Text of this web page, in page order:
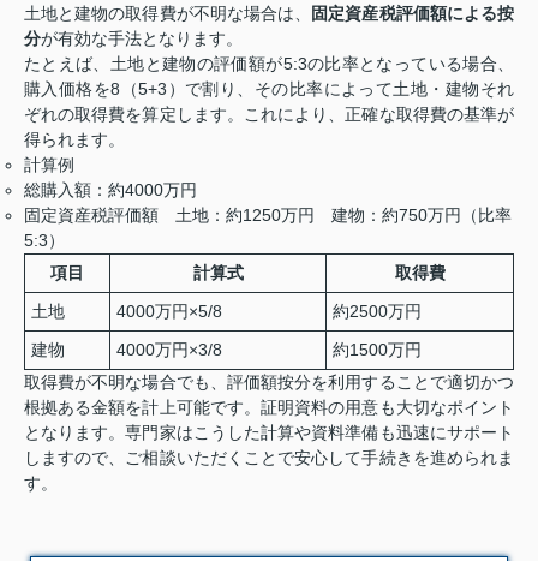
土地と建物の取得費が不明な場合は、
固定資産税評価額による按
分が有効な手法となります。
たとえば、土地と建物の評価額が5:3の比率となっている場合、
購入価格を8（5+3）で割り、その比率によって土地・建物それ
ぞれの取得費を算定します。これにより、正確な取得費の基準が
得られます。
計算例
総購入額：約4000万円
固定資産税評価額 土地：約1250万円 建物：約750万円（比率
5:3）
項目
計算式
取得費
土地
4000万円×5/8
約2500万円
建物
4000万円×3/8
約1500万円
取得費が不明な場合でも、評価額按分を利用することで適切かつ
根拠ある金額を計上可能です。証明資料の用意も大切なポイント
となります。専門家はこうした計算や資料準備も迅速にサポート
しますので、ご相談いただくことで安心して手続きを進められま
す。